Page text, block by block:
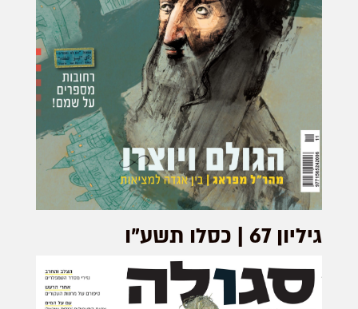
גיליון 67 | כסלו תשע"ו